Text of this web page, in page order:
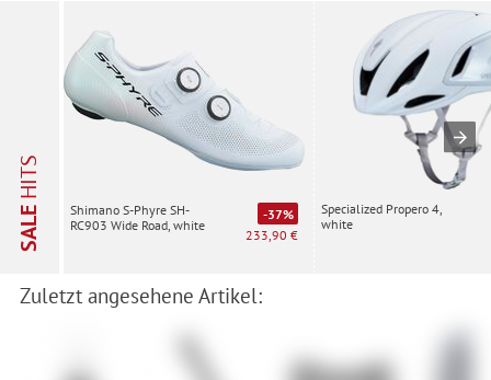
SALE
HITS
Shimano S-Phyre SH-
RC903 Wide Road, white
-37%
233,90 €
Specialized Propero 4,
white
Zuletzt angesehene Artikel: